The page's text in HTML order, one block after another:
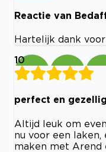
Reactie van
Hartelijk dank
10
perfect en gezellig
Altijd leuk om
nu voor een
maken met Arend